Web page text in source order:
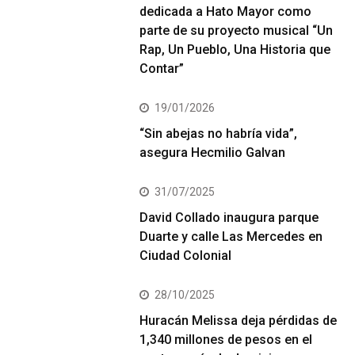
dedicada a Hato Mayor como
parte de su proyecto musical “Un
Rap, Un Pueblo, Una Historia que
Contar”
19/01/2026
“Sin abejas no habría vida”,
asegura Hecmilio Galvan
31/07/2025
David Collado inaugura parque
Duarte y calle Las Mercedes en
Ciudad Colonial
28/10/2025
Huracán Melissa deja pérdidas de
1,340 millones de pesos en el